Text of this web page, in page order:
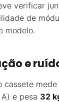
verificar
de
modelo.
e
cassete mede
e pesa 32